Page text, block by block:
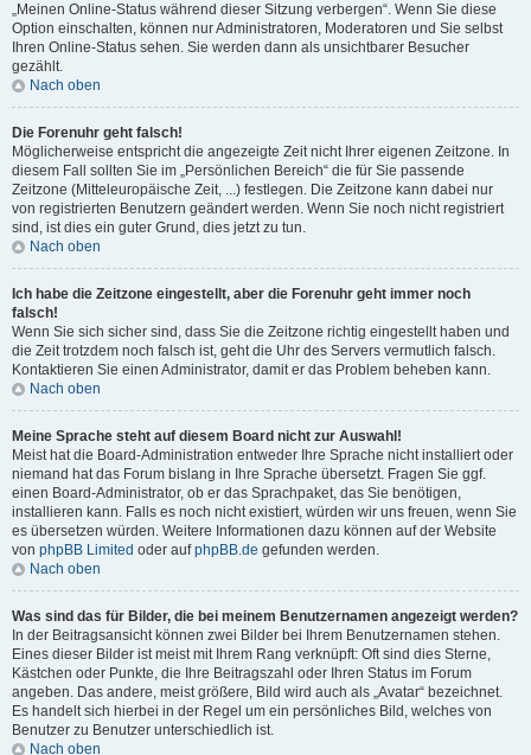
„Meinen Online-Status während dieser Sitzung verbergen“. Wenn Sie diese
Option einschalten, können nur Administratoren, Moderatoren und Sie selbst
Ihren Online-Status sehen. Sie werden dann als unsichtbarer Besucher
gezählt.
Nach oben
Die Forenuhr geht falsch!
Möglicherweise entspricht die angezeigte Zeit nicht Ihrer eigenen Zeitzone. In
diesem Fall sollten Sie im „Persönlichen Bereich“ die für Sie passende
Zeitzone (Mitteleuropäische Zeit, ...) festlegen. Die Zeitzone kann dabei nur
von registrierten Benutzern geändert werden. Wenn Sie noch nicht registriert
sind, ist dies ein guter Grund, dies jetzt zu tun.
Nach oben
Ich habe die Zeitzone eingestellt, aber die Forenuhr geht immer noch
falsch!
Wenn Sie sich sicher sind, dass Sie die Zeitzone richtig eingestellt haben und
die Zeit trotzdem noch falsch ist, geht die Uhr des Servers vermutlich falsch.
Kontaktieren Sie einen Administrator, damit er das Problem beheben kann.
Nach oben
Meine Sprache steht auf diesem Board nicht zur Auswahl!
Meist hat die Board-Administration entweder Ihre Sprache nicht installiert oder
niemand hat das Forum bislang in Ihre Sprache übersetzt. Fragen Sie ggf.
einen Board-Administrator, ob er das Sprachpaket, das Sie benötigen,
installieren kann. Falls es noch nicht existiert, würden wir uns freuen, wenn Sie
es übersetzen würden. Weitere Informationen dazu können auf der Website
von phpBB Limited oder aufphpBB.de gefunden werden.
Nach oben
Was sind das für Bilder, die bei meinem Benutzernamen angezeigt werden?
In der Beitragsansicht können zwei Bilder bei Ihrem Benutzernamen stehen.
Eines dieser Bilder ist meist mit Ihrem Rang verknüpft: Oft sind dies Sterne,
Kästchen oder Punkte, die Ihre Beitragszahl oder Ihren Status im Forum
angeben. Das andere, meist größere, Bild wird auch als „Avatar“ bezeichnet.
Es handelt sich hierbei in der Regel um ein persönliches Bild, welches von
Benutzer zu Benutzer unterschiedlich ist.
Nach oben